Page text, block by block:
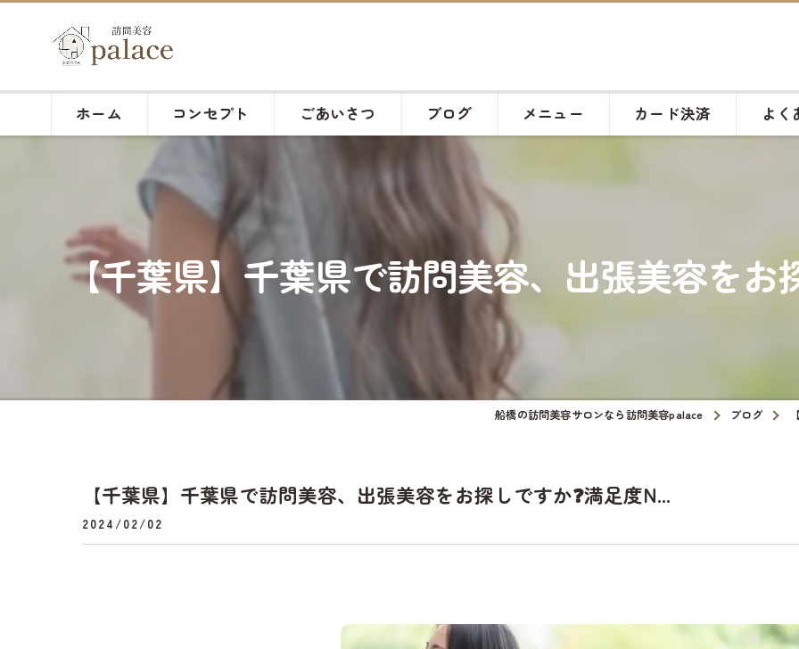
ホーム コンセプト ごあいさつ ブログ メニュー カード決済 よく
【千葉県】千葉県で訪問美容、出張美容をお
船橋の訪問美容サロンなら訪問美容palace ブログ
【千葉県】千葉県で訪問美容、出張美容をお探しですか❓満足度N...
2024/02/02